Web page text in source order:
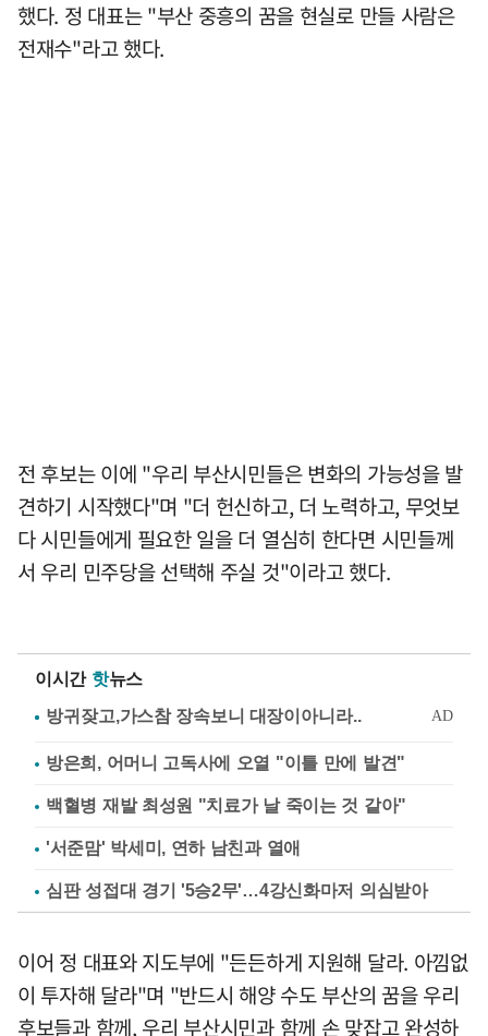
했다. 정 대표는 "부산 중흥의 꿈을 현실로 만들 사람은
전재수"라고 했다.
전 후보는 이에 "우리 부산시민들은 변화의 가능성을 발
견하기 시작했다"며 "더 헌신하고, 더 노력하고, 무엇보
다 시민들에게 필요한 일을 더 열심히 한다면 시민들께
서 우리 민주당을 선택해 주실 것"이라고 했다.
이시간 핫뉴스
방은희, 어머니 고독사에 오열 "이틀 만에 발견"
백혈병 재발 최성원 "치료가 날 죽이는 것 같아"
'서준맘' 박세미, 연하 남친과 열애
심판 성접대 경기 '5승2무'…4강신화마저 의심받아
이어 정 대표와 지도부에 "든든하게 지원해 달라. 아낌없
이 투자해 달라"며 "반드시 해양 수도 부산의 꿈을 우리
후보들과 함께, 우리 부산시민과 함께 손 맞잡고 완성하